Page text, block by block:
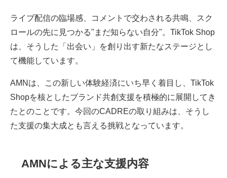
ライブ配信の臨場感、コメントで交わされる共鳴、スク
ロールの先に見つかる"まだ知らない自分"。TikTok Shop
は、そうした「出会い」を創り出す新たなステージとし
て機能しています。
AMNは、この新しい体験経済にいち早く着目し、TikTok
Shopを核としたブランド共創支援を積極的に展開してき
たとのことです。今回のCADREの取り組みは、そうし
た支援の集大成とも言える挑戦となっています。
AMNによる主な支援内容